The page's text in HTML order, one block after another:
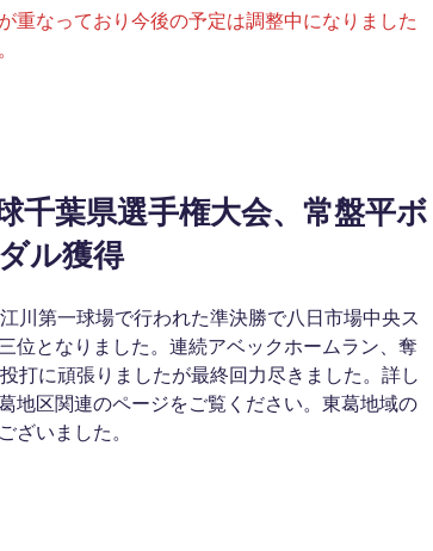
重なっており今後の予定は調整中になりました
千葉県選手権大会、常盤平ボ
ル獲得
川第一球場で行われた準決勝で八日市場中央ス
位となりました。連続アベックホームラン、奪
打に頑張りましたが最終回力尽きました。詳し
地区関連のページをご覧ください。東葛地域の
ざいました。